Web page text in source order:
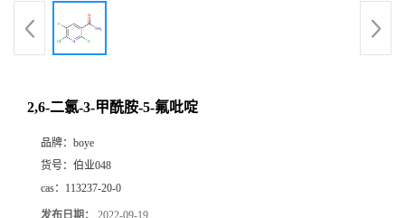
2,6-二氯-3-甲酰胺-5-氟吡啶
品牌： boye
货号： 伯业048
cas： 113237-20-0